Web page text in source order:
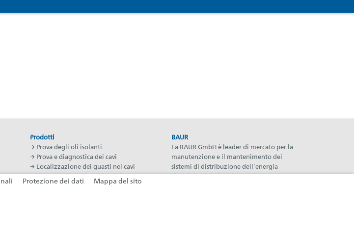
Prodotti
→ Prova degli oli isolanti
→ Prova e diagnostica dei cavi
→ Localizzazione dei guasti nei cavi
→ Laboratori mobili e sistemi di ricerca
BAUR
La BAUR GmbH è leader di mercato per la
manutenzione e il mantenimento dei
sistemi di distribuzione dell’energia
Protezione dei dati Mappa del sito